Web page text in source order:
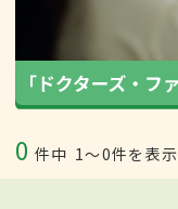
0 件中 1〜0件を表示